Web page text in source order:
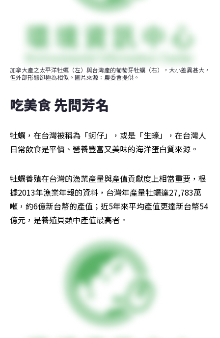
加拿大產之太平洋牡蠣（左）與台灣產的葡萄牙牡蠣（右），大小差異甚大，
但外部形態卻極為相似。圖片來源：農委會提供。
吃美食 先問芳名
牡蠣，在台灣被稱為「蚵仔」，或是「生蠔」，在台灣人
日常飲食是平價、營養豐富又美味的海洋蛋白質來源。
牡蠣養殖在台灣的漁業產量與產值貢獻度上相當重要，根
據2013年漁業年報的資料，台灣年產量牡蠣達27,783萬
噸，約6億新台幣的產值；近5年來平均產值更達新台幣54
億元，是養殖貝類中產值最高者。